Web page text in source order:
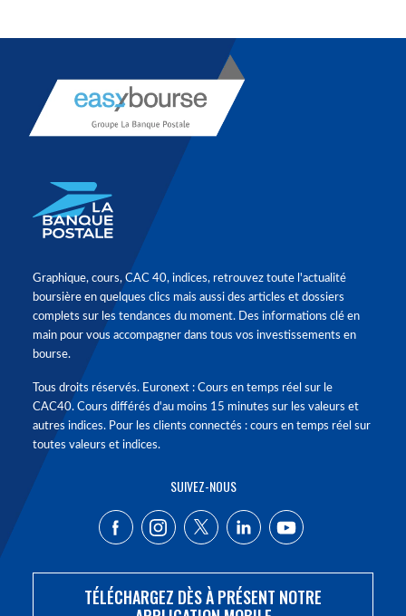
Graphique, cours, CAC 40, indices, retrouvez toute l'actualité
boursière en quelques clics mais aussi des articles et dossiers
complets sur les tendances du moment. Des informations clé en
main pour vous accompagner dans tous vos investissements en
bourse.
Tous droits réservés. Euronext : Cours en temps réel sur le
CAC40. Cours différés d'au moins 15 minutes sur les valeurs et
autres indices. Pour les clients connectés : cours en temps réel sur
toutes valeurs et indices.
SUIVEZ-NOUS
TÉLÉCHARGEZ DÈS À PRÉSENT NOTRE